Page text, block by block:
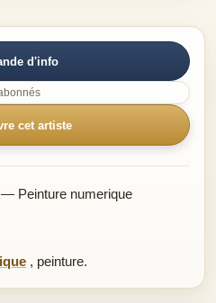
d'info
cet artiste
Peinture numerique
, peinture.